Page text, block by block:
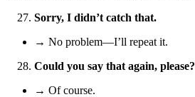
Sorry, I didn’t catch that.
→ No problem—I’ll repeat it.
Could you say that again, please?
→ Of course.